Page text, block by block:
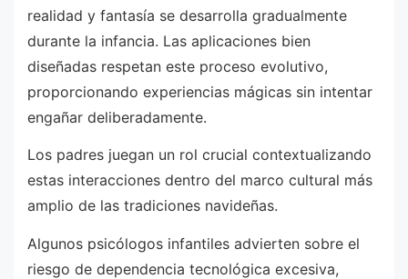
realidad y fantasía se desarrolla gradualmente
durante la infancia. Las aplicaciones bien
diseñadas respetan este proceso evolutivo,
proporcionando experiencias mágicas sin intentar
engañar deliberadamente.
Los padres juegan un rol crucial contextualizando
estas interacciones dentro del marco cultural más
amplio de las tradiciones navideñas.
Algunos psicólogos infantiles advierten sobre el
riesgo de dependencia tecnológica excesiva,